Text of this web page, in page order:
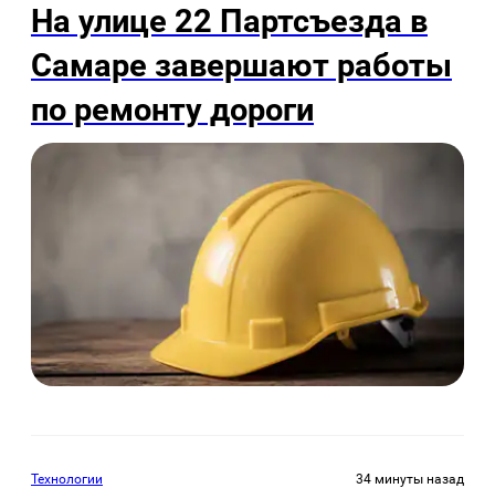
На улице 22 Партсъезда в
Самаре завершают работы
по ремонту дороги
Технологии 34 минуты назад